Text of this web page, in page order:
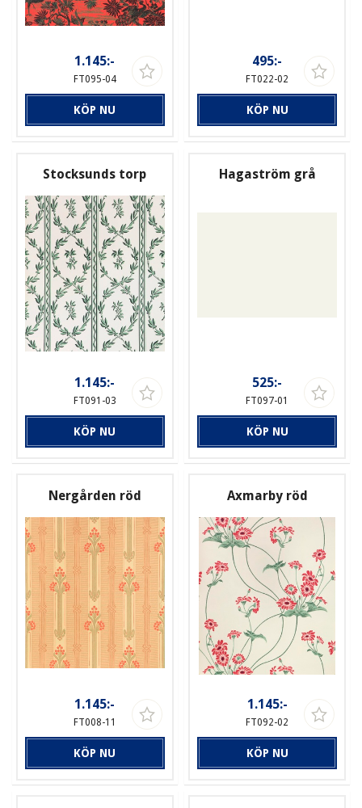
1.145:-
FT095-04
KÖP NU
495:-
FT022-02
KÖP NU
Stocksunds torp
1.145:-
FT091-03
KÖP NU
Hagaström grå
525:-
FT097-01
KÖP NU
Nergården röd
1.145:-
FT008-11
KÖP NU
Axmarby röd
1.145:-
FT092-02
KÖP NU